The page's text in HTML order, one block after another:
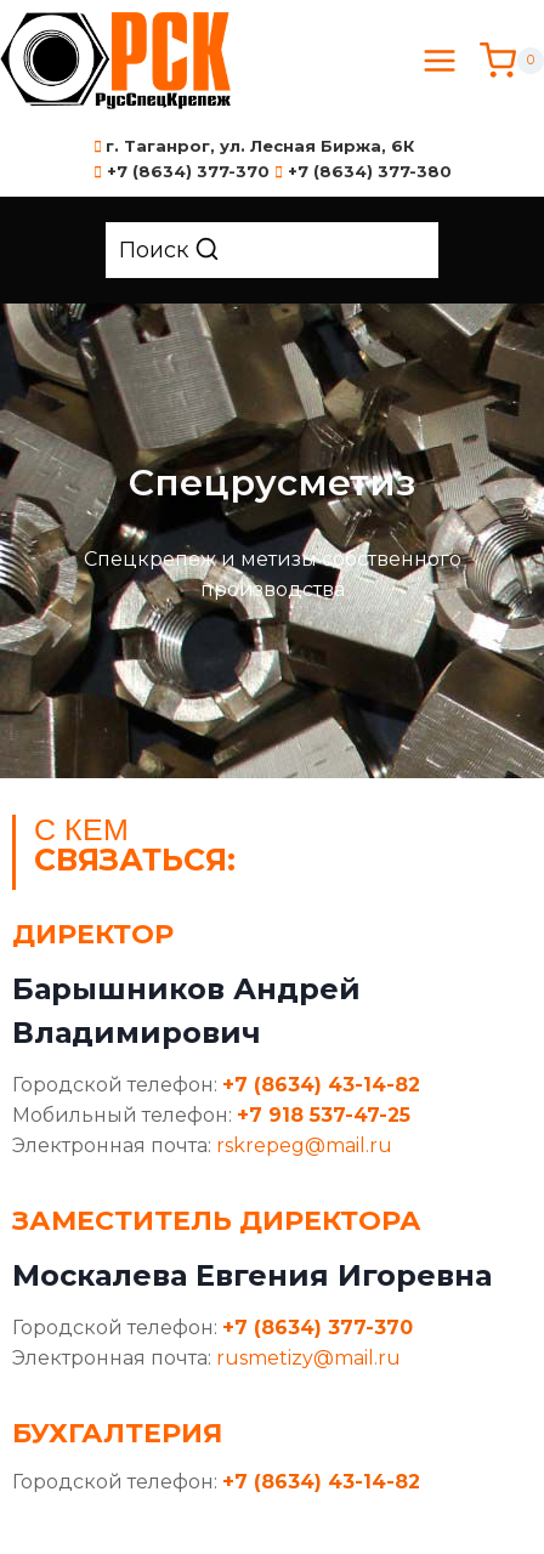
0
г. Таганрог, ул. Лесная Биржа, 6К
+7 (8634) 377-370
+7 (8634) 377-380
Поиск
Спецрусметиз
Спецкрепеж и метизы собственного
производства
С КЕМ
СВЯЗАТЬСЯ:
ДИРЕКТОР
Барышников Андрей
Владимирович
Городской телефон: +7 (8634) 43-14-82
Мобильный телефон: +7 918 537-47-25
Электронная почта: rskrepeg@mail.ru
ЗАМЕСТИТЕЛЬ ДИРЕКТОРА
Москалева Евгения Игоревна
Городской телефон: +7 (8634) 377-370
Электронная почта: rusmetizy@mail.ru
БУХГАЛТЕРИЯ
Городской телефон: +7 (8634) 43-14-82